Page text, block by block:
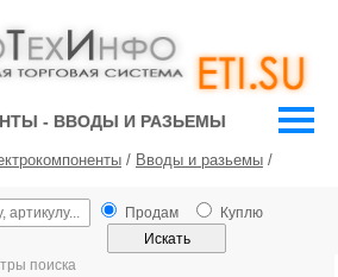
- ВВОДЫ И РАЗЬЕМЫ
/ Вводы и разьемы /
Продам Куплю
поиска